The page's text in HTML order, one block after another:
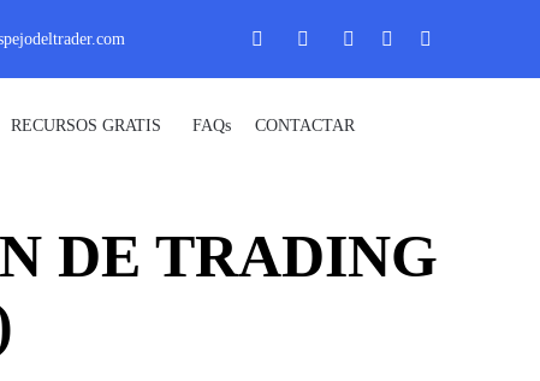
RECURSOS GRATIS FAQs CONTACTAR
DE TRADING